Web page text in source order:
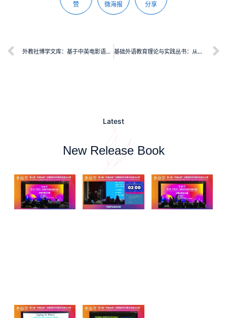
赞 微海报 分享
外教社博学文库：基于中英电影语料库比较的英语电影翻译研究 基础外语教育理论与实践丛书：从理念到课堂——小学英语新教法二十讲
Latest
New Release Book